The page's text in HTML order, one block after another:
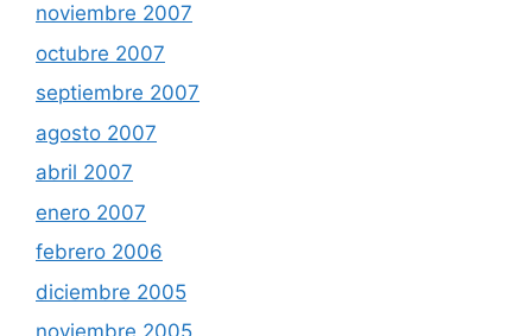
noviembre 2007
octubre 2007
septiembre 2007
agosto 2007
abril 2007
enero 2007
febrero 2006
diciembre 2005
noviembre 2005